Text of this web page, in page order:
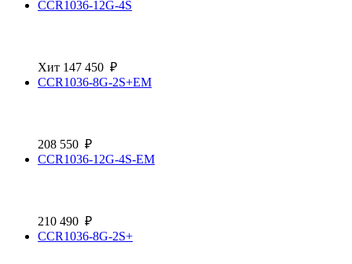
CCR1036-12G-4S
Хит 147 450 ₽
CCR1036-8G-2S+EM
208 550 ₽
CCR1036-12G-4S-EM
210 490 ₽
CCR1036-8G-2S+